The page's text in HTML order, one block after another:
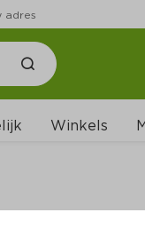
adres
Winkels